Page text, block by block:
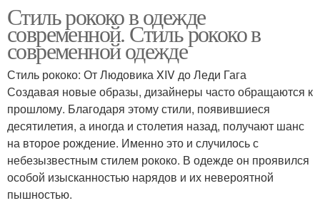
Стиль рококо в одежде
современной. Стиль рококо в
современной одежде
Стиль рококо: От Людовика XIV до Леди Гага
Создавая новые образы, дизайнеры часто обращаются к
прошлому. Благодаря этому стили, появившиеся
десятилетия, а иногда и столетия назад, получают шанс
на второе рождение. Именно это и случилось с
небезызвестным стилем рококо. В одежде он проявился
особой изысканностью нарядов и их невероятной
пышностью.